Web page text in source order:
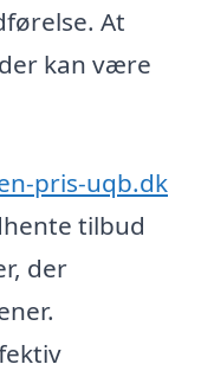
At
kan være
pris-uqb.dk
tilbud
der